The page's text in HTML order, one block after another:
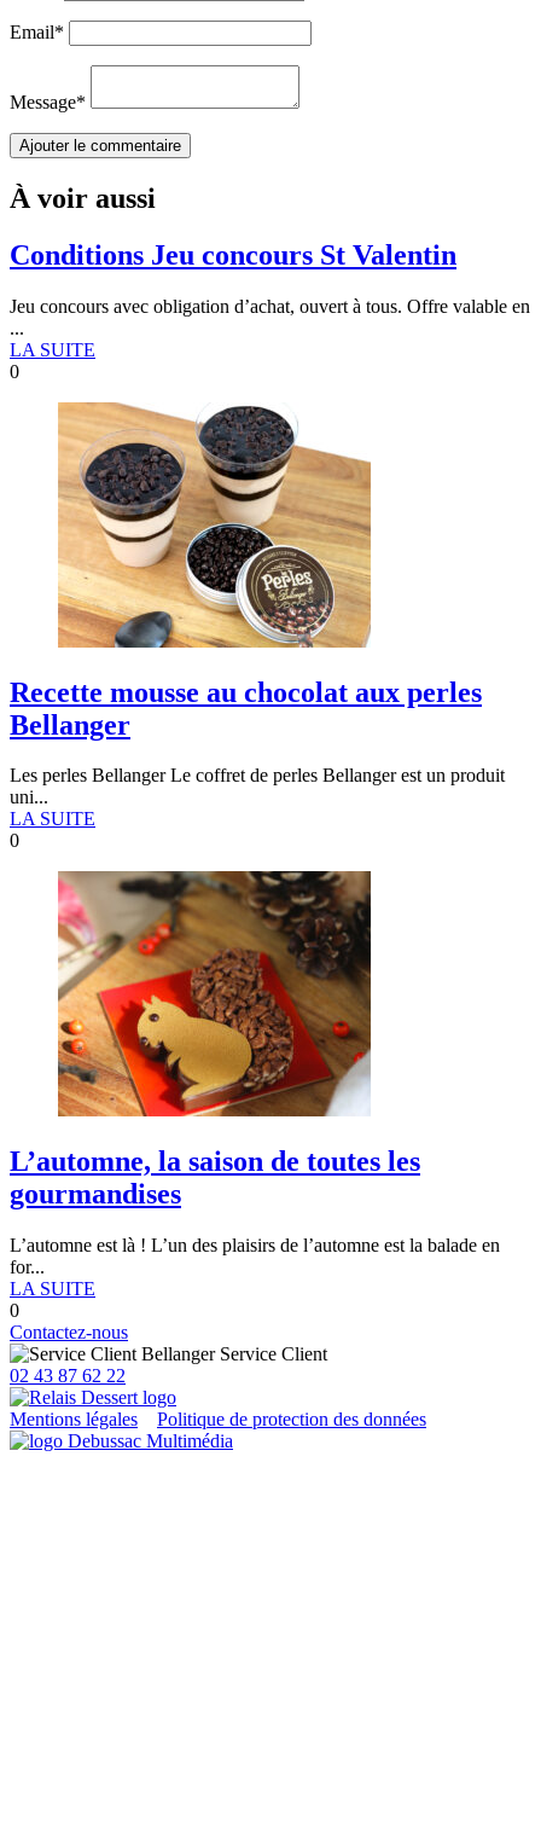
Email*
Message*
À voir aussi
Conditions Jeu concours St Valentin
Jeu concours avec obligation d’achat, ouvert à tous. Offre valable en
...
LA SUITE
0
Recette mousse au chocolat aux perles
Bellanger
Les perles Bellanger Le coffret de perles Bellanger est un produit
uni...
LA SUITE
0
L’automne, la saison de toutes les
gourmandises
L’automne est là ! L’un des plaisirs de l’automne est la balade en
for...
LA SUITE
0
Contactez-nous
Service Client
02 43 87 62 22
Mentions légales Politique de protection des données